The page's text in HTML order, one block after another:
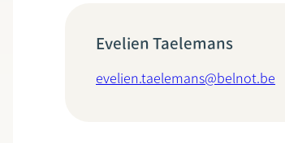
Evelien Taelemans
evelien.taelemans@belnot.be